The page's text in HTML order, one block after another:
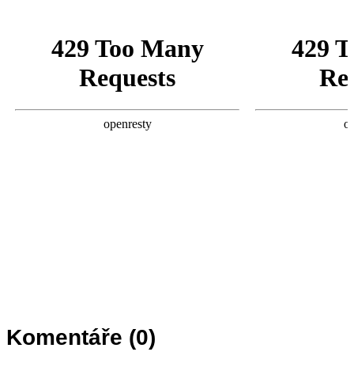
Komentáře (0)